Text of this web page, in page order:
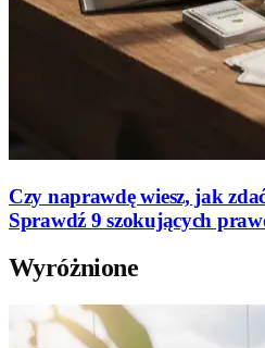
Czy naprawdę wiesz, jak
Sprawdź 9 szokujących
Wyróżnione